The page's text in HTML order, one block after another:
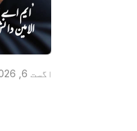
’ایم اے
الامین
اگست 6, 2026